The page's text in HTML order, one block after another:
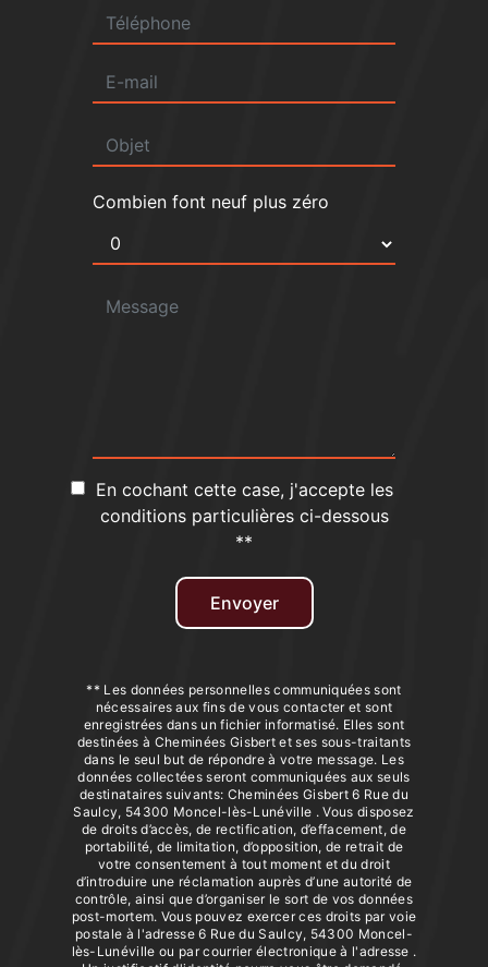
Combien font neuf plus zéro
En cochant cette case, j'accepte les
conditions particulières ci-dessous
**
Envoyer
** Les données personnelles communiquées sont
nécessaires aux fins de vous contacter et sont
enregistrées dans un fichier informatisé. Elles sont
destinées à Cheminées Gisbert et ses sous-traitants
dans le seul but de répondre à votre message. Les
données collectées seront communiquées aux seuls
destinataires suivants: Cheminées Gisbert 6 Rue du
Saulcy, 54300 Moncel-lès-Lunéville . Vous disposez
de droits d’accès, de rectification, d’effacement, de
portabilité, de limitation, d’opposition, de retrait de
votre consentement à tout moment et du droit
d’introduire une réclamation auprès d’une autorité de
contrôle, ainsi que d’organiser le sort de vos données
post-mortem. Vous pouvez exercer ces droits par voie
postale à l'adresse 6 Rue du Saulcy, 54300 Moncel-
lès-Lunéville ou par courrier électronique à l'adresse .